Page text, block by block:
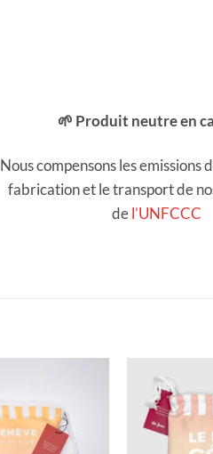
🌱 Produit neutre en
Nous compensons les emissions
fabrication et le transport de
del’UNFCCC